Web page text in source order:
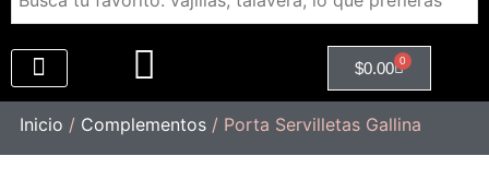
$0.00 0
Inicio / Complementos/ Porta Servilletas Gallina